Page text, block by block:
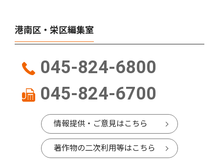
港南区・栄区編集室
045-824-6800
045-824-6700
情報提供・ご意見はこちら
著作物の二次利用等はこちら